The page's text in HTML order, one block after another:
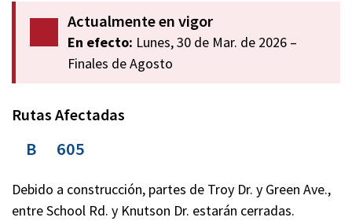
Actualmente en vigor
En efecto: Lunes, 30 de Mar. de 2026 –
Finales de Agosto
Rutas Afectadas
B 605
Debido a construcción, partes de Troy Dr. y Green Ave.,
entre School Rd. y Knutson Dr. estarán cerradas.